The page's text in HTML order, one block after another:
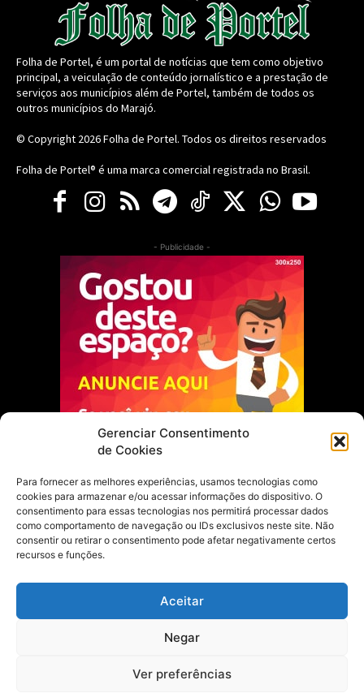
Gerenciar Consentimento
de Cookies
Para fornecer as melhores experiências, usamos tecnologias como
cookies para armazenar e/ou acessar informações do dispositivo. O
consentimento para essas tecnologias nos permitirá processar dados
como comportamento de navegação ou IDs exclusivos neste site. Não
consentir ou retirar o consentimento pode afetar negativamente certos
recursos e funções.
Aceitar
Negar
Ver preferências
Folha de Portel, é um portal de notícias que tem como objetivo
principal, a veiculação de conteúdo jornalístico e a prestação de
serviços aos municípios além de Portel, também de todos os
outros municípios do Marajó.
© Copyright 2026Folha de Portel. Todos os direitos reservados
Folha de Portel® é uma marca comercial registrada no Brasil.
- Publicidade -
Escolha do Editor
Justiça Itinerante garante regularização
fundiária e casamento comunitário para
famílias em Portel
21 de maio de 2026
feminino pelos Jogos Estudantis Paraenses